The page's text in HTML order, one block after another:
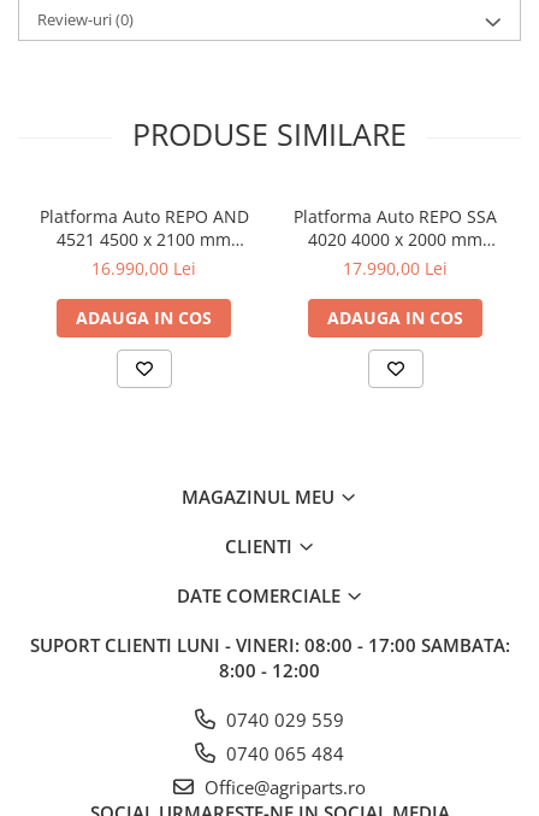
Review-uri(0)
PRODUSE SIMILARE
Platforma Auto REPO AND
4521 4500 x 2100 mm
2000/2700 kg.
16.990,00 Lei
ADAUGA IN COS
Platforma Auto REPO SSA
4020 4000 x 2000 mm
2000/2700 kg.
17.990,00 Lei
ADAUGA IN COS
MAGAZINUL MEU
CLIENTI
DATE COMERCIALE
SUPORT CLIENTI LUNI - VINERI: 08:00 - 17:00 SAMBATA:
8:00 - 12:00
0740 029 559
0740 065 484
Office@agriparts.ro